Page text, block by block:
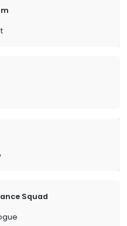
Squad